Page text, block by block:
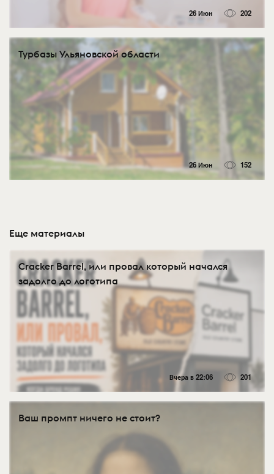
26 Июн 202
Турбазы Ульяновской области
26 Июн 152
Еще материалы
Cracker Barrel, или провал который начался
задолго до логотипа
Вчера в 22:06 201
Ваш промпт ничего не стоит?